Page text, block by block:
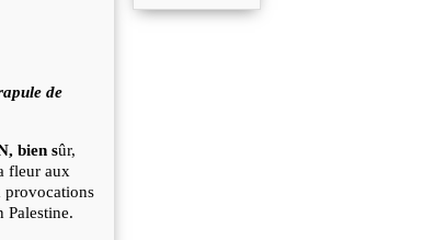
de
bien sûr,
fleur aux
provocations
Palestine.